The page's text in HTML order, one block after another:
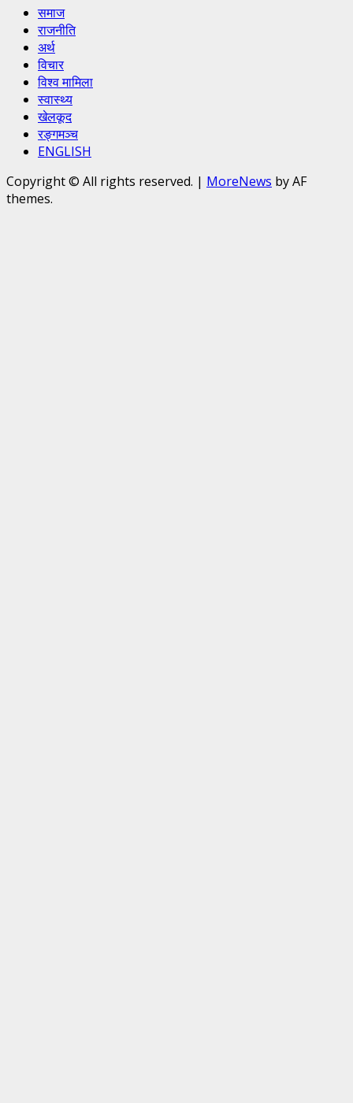
समाज
राजनीति
अर्थ
विचार
विश्व मामिला
स्वास्थ्य
खेलकूद
रङ्गमञ्च
ENGLISH
Copyright © All rights reserved. | MoreNews by AF
themes.